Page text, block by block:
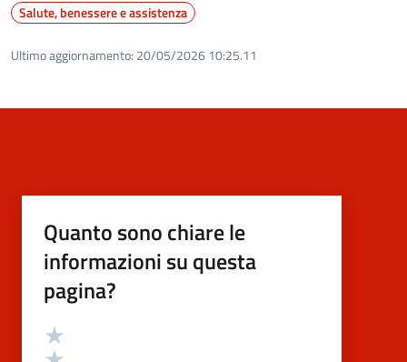
Salute, benessere e assistenza
Ultimo aggiornamento: 20/05/2026 10:25.11
Quanto sono chiare le
informazioni su questa
pagina?
Valutazione